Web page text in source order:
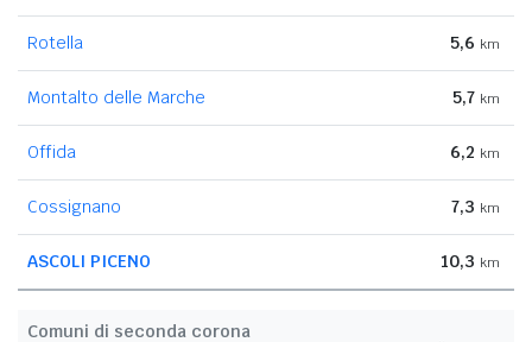
Rotella 5,6 km
Montalto delle Marche 5,7 km
Offida 6,2 km
Cossignano 7,3 km
ASCOLI PICENO 10,3 km
Comuni di seconda corona